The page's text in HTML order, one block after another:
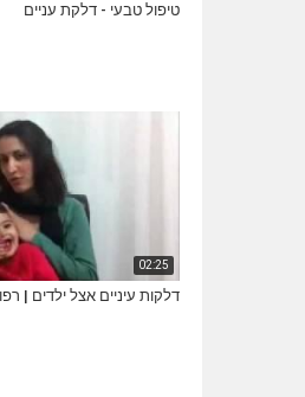
טיפול טבעי - דלקת עניים
02:25
דלקות עיניים אצל ילדים |